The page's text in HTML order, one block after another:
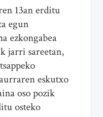
13an erditu
egun
ezkongabea
jarri sareetan,
eskutxo
oso pozik
osteko